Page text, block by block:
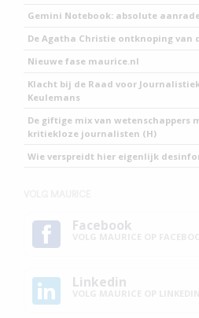
Gemini Notebook: absolute
De Agatha Christie ontknoping van
Nieuwe fase maurice.nl
Klacht bij de Raad voor
Keulemans
De giftige mix van wetenschappers
kritiekloze journalisten (H)
Wie verspreidt hier eigenlijk
Facebook
Linkedin